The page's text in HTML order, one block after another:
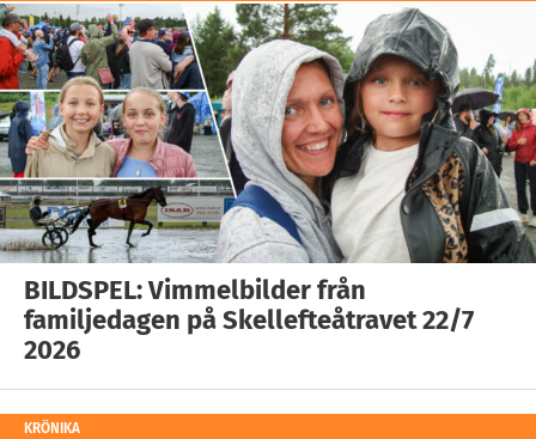
BILDSPEL: Vimmelbilder från
familjedagen på Skellefteåtravet 22/7
2026
KRÖNIKA